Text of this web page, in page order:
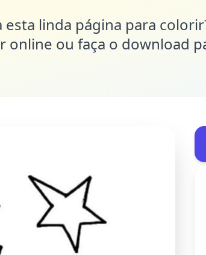
linda página para
online ou faça o download